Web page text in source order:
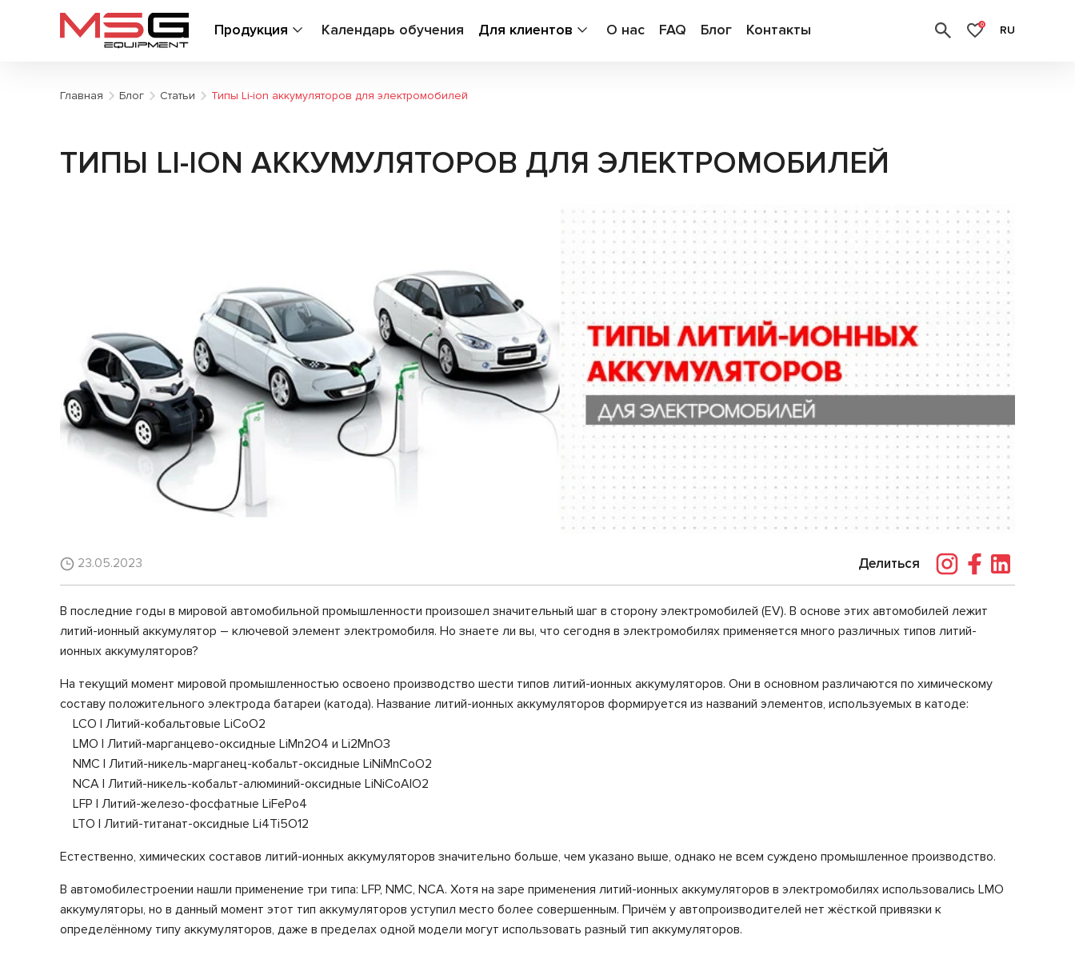
Продукция Календарь обучения Для клиентов О нас FAQ Блог Контакты 0 RU
Главная Блог Статьи Типы Li-ion аккумуляторов для электромобилей
ТИПЫ LI-ION АККУМУЛЯТОРОВ ДЛЯ ЭЛЕКТРОМОБИЛЕЙ
23.05.2023 Делиться
В последние годы в мировой автомобильной промышленности произошел значительный шаг в сторону электромобилей (EV). В основе этих автомобилей лежит
литий-ионный аккумулятор – ключевой элемент электромобиля. Но знаете ли вы, что сегодня в электромобилях применяется много различных типов литий-
ионных аккумуляторов?
На текущий момент мировой промышленностью освоено производство шести типов литий-ионных аккумуляторов. Они в основном различаются по химическому
составу положительного электрода батареи (катода). Название литий-ионных аккумуляторов формируется из названий элементов, используемых в катоде:
LCO | Литий-кобальтовые LiCoO2
LMO | Литий-марганцево-оксидные LiMn2O4 и Li2MnO3
NMC | Литий-никель-марганец-кобальт-оксидные LiNiMnCoO2
NCA | Литий-никель-кобальт-алюминий-оксидные LiNiCoAlO2
LFP | Литий-железо-фосфатные LiFePo4
LTO | Литий-титанат-оксидные Li4Ti5O12
Естественно, химических составов литий-ионных аккумуляторов значительно больше, чем указано выше, однако не всем суждено промышленное производство.
В автомобилестроении нашли применение три типа: LFP, NMC, NCA. Хотя на заре применения литий-ионных аккумуляторов в электромобилях использовались LMO
аккумуляторы, но в данный момент этот тип аккумуляторов уступил место более совершенным. Причём у автопроизводителей нет жёсткой привязки к
определённому типу аккумуляторов, даже в пределах одной модели могут использовать разный тип аккумуляторов.